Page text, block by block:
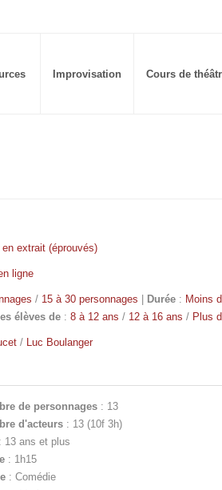
Improvisation Cours de
en extrait (éprouvés)
ligne
/ 15 à 30 personnages Durée: Moins
élèves de: 8 à 12 ans / 12 à 16 ans / Plus
/ Luc Boulanger
de personnages: 13
d'acteurs: 13 (10f 3h)
ans et plus
: 1h15
: Comédie